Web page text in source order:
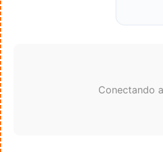
Conectando